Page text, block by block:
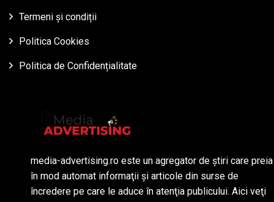
Termeni și condiții
Politica Cookies
Politica de Confidențialitate
media-advertising.ro este un agregator de ştiri care preia
în mod automat informaţii şi articole din surse de
încredere pe care le aduce în atenţia publicului. Aici veţi